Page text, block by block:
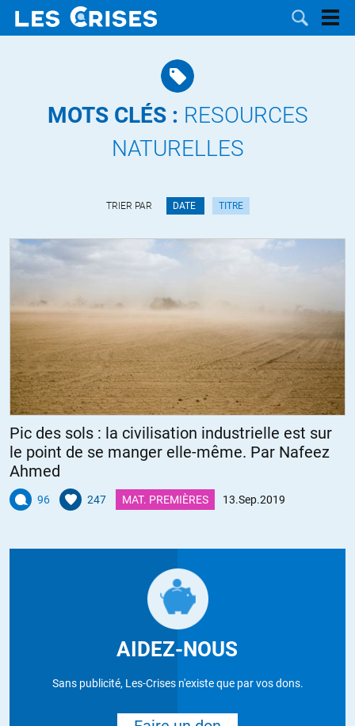
NOUS
MOTS CLÉS : RESOURCES
NATURELLES
TRIER PAR DATE TITRE
Pic des sols : la civilisation industrielle est sur
le point de se manger elle-même. Par Nafeez
Ahmed
96 247 MAT. PREMIÈRES 13.Sep.2019
AIDEZ-NOUS
Sans publicité, Les-Crises n'existe que par vos dons.